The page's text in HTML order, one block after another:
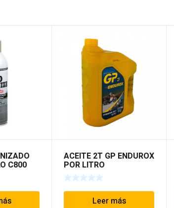
C800
ACEITE 2T GP ENDUROX
POR LITRO
Leer más